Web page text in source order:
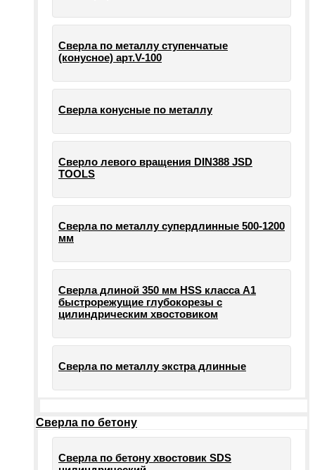
Сверла по металлу ступенчатые
(конусное) арт.V-100
Сверла конусные по металлу
Сверло левого вращения DIN388 JSD
TOOLS
Сверла по металлу супердлинные 500-1200
мм
Сверла длиной 350 мм HSS класса А1
быстрорежущие глубокорезы с
цилиндрическим хвостовиком
Сверла по металлу экстра длинные
Сверла по бетону
Сверла по бетону хвостовик SDS